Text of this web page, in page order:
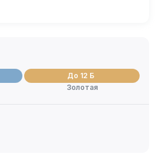
До 12 Б
Золотая